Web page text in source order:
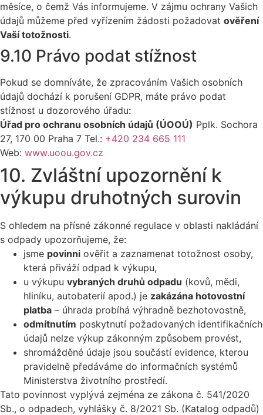
měsíce, o čemž Vás informujeme. V zájmu ochrany Vašich
údajů můžeme před vyřízením žádosti požadovat ověření
Vaší totožnosti.
9.10 Právo podat stížnost
Pokud se domníváte, že zpracováním Vašich osobních
údajů dochází k porušení GDPR, máte právo podat
stížnost u dozorového úřadu:
Úřad pro ochranu osobních údajů (ÚOOÚ) Pplk. Sochora
27, 170 00 Praha 7 Tel.: +420 234 665 111
Web: www.uoou.gov.cz
10. Zvláštní upozornění k
výkupu druhotných surovin
S ohledem na přísné zákonné regulace v oblasti nakládání
s odpady upozorňujeme, že:
jsme povinni ověřit a zaznamenat totožnost osoby,
která přiváží odpad k výkupu,
u výkupu vybraných druhů odpadu (kovů, mědi,
hliníku, autobaterií apod.) je zakázána hotovostní
platba – úhrada probíhá výhradně bezhotovostně,
odmítnutím poskytnutí požadovaných identifikačních
údajů nelze výkup zákonným způsobem provést,
shromážděné údaje jsou součástí evidence, kterou
pravidelně předáváme do informačních systémů
Ministerstva životního prostředí.
Tato povinnost vyplývá zejména ze zákona č. 541/2020
Sb., o odpadech, vyhlášky č. 8/2021 Sb. (Katalog odpadů)